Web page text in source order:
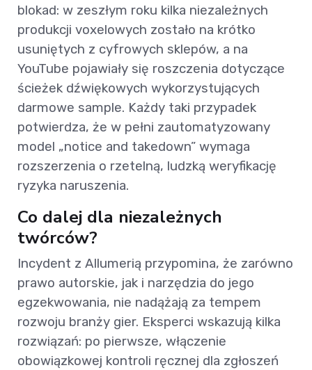
blokad: w zeszłym roku kilka niezależnych
produkcji voxelowych zostało na krótko
usuniętych z cyfrowych sklepów, a na
YouTube pojawiały się roszczenia dotyczące
ścieżek dźwiękowych wykorzystujących
darmowe sample. Każdy taki przypadek
potwierdza, że w pełni zautomatyzowany
model „notice and takedown” wymaga
rozszerzenia o rzetelną, ludzką weryfikację
ryzyka naruszenia.
Co dalej dla niezależnych
twórców?
Incydent z Allumerią przypomina, że zarówno
prawo autorskie, jak i narzędzia do jego
egzekwowania, nie nadążają za tempem
rozwoju branży gier. Eksperci wskazują kilka
rozwiązań: po pierwsze, włączenie
obowiązkowej kontroli ręcznej dla zgłoszeń